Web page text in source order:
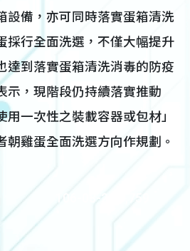
設備，亦可同時落實蛋箱清洗
採行全面洗選，不僅大幅提升
達到落實蛋箱清洗消毒的防疫
示，現階段仍持續落實推動
用一次性之裝載容器或包材」
朝雞蛋全面洗選方向作規劃。
106-03-20:3,759